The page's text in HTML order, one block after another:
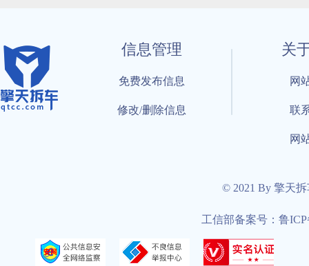
信息管理
免费发布信息
修改/删除信息
关
网
联
网
© 2021 By 擎天
工信部备案号：鲁